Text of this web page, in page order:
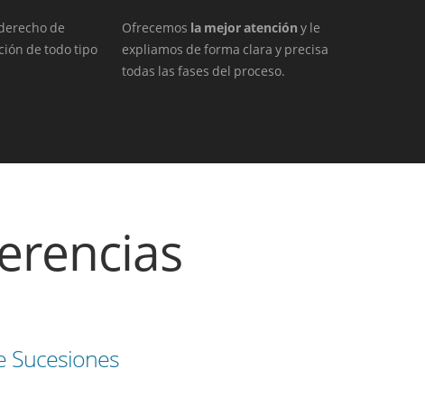
de
de todo tipo
Ofrecemos la mejor atención y le
expliamos de forma clara y precisa
todas las fases del proceso.
Sucesiones